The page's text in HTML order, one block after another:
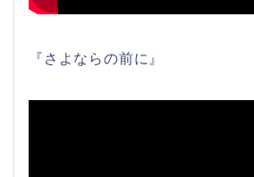
『さよならの前に』